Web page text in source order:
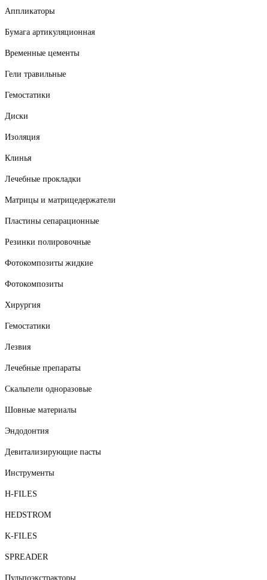
Аппликаторы
Бумага артикуляционная
Временные цементы
Гели травильные
Гемостатики
Диски
Изоляция
Клинья
Лечебные прокладки
Матрицы и матрицедержатели
Пластины сепарационные
Резинки полировочные
Фотокомпозиты жидкие
Фотокомпозиты
Хирургия
Гемостатики
Лезвия
Лечебные препараты
Скальпели одноразовые
Шовные материалы
Эндодонтия
Девитализирующие пасты
Инструменты
H-FILES
HEDSTROM
K-FILES
SPREADER
Пульпоэкстракторы